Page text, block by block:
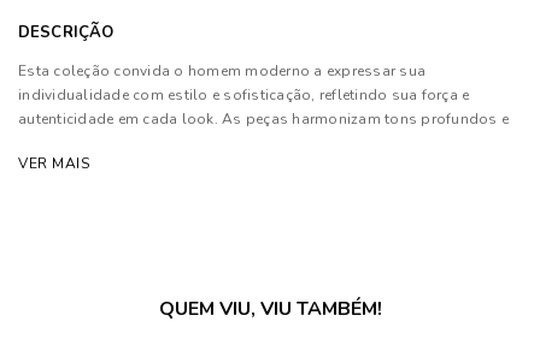
DESCRIÇÃO
Esta coleção convida o homem moderno a expressar sua
individualidade com estilo e sofisticação, refletindo sua força e
autenticidade em cada look. As peças harmonizam tons profundos e
estratégicas que garantem conforto e elegância.
VER MAIS
QUEM VIU, VIU TAMBÉM!